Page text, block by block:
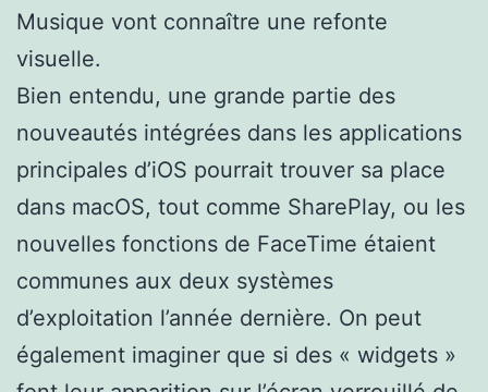
Musique vont connaître une refonte
visuelle.
Bien entendu, une grande partie des
nouveautés intégrées dans les applications
principales d’iOS pourrait trouver sa place
dans macOS, tout comme SharePlay, ou les
nouvelles fonctions de FaceTime étaient
communes aux deux systèmes
d’exploitation l’année dernière. On peut
également imaginer que si des « widgets »